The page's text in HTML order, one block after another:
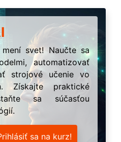
svet! Naučte sa
automatizovať
strojové učenie vo
Získajte praktické
sa súčasťou
sa na kurz!